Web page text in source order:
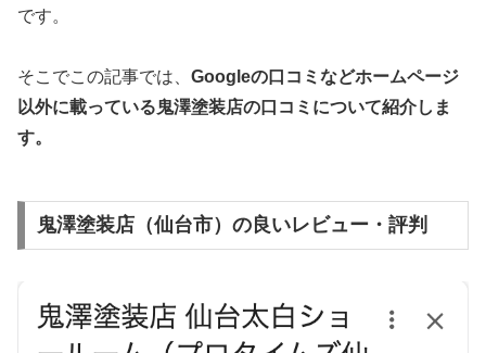
です。
そこでこの記事では、 Googleの口コミなどホームページ
以外に載っている鬼澤塗装店の口コミについて紹介しま
す。
鬼澤塗装店（仙台市）の良いレビュー・評判